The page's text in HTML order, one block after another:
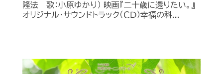
隆法 歌：小原ゆかり） 映画『二十歳に還りたい。』
オリジナル・サウンドトラック（ＣＤ）幸福の科...